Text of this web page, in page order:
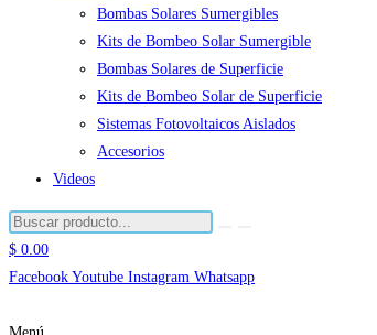
Bombas Solares Sumergibles
Kits de Bombeo Solar Sumergible
Bombas Solares de Superficie
Kits de Bombeo Solar de Superficie
Sistemas Fotovoltaicos Aislados
Accesorios
Videos
$ 0.00
Facebook Youtube Instagram Whatsapp